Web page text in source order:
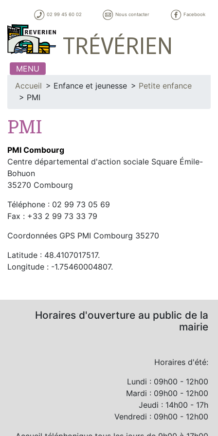
TRÉVÉRIEN
02 99 45 60 02 Nous contacter Facebook
MENU
Accueil
Enfance et jeunesse
Petite enfance
PMI
PMI
PMI Combourg
Centre départemental d'action sociale Square Émile-
Bohuon
35270 Combourg
Téléphone : 02 99 73 05 69
Fax : +33 2 99 73 33 79
Coordonnées GPS PMI Combourg 35270
Latitude : 48.4107017517.
Longitude : -1.75460004807.
Horaires d'ouverture au public de la
mairie
Horaires d'été:
Lundi : 09h00 - 12h00
Mardi : 09h00 - 12h00
Jeudi : 14h00 - 17h
Vendredi : 09h00 - 12h00